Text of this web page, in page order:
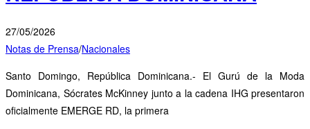
27/05/2026
Notas de Prensa/Nacionales
Santo Domingo, República Dominicana.- El Gurú de la Moda
Dominicana, Sócrates McKinney junto a la cadena IHG presentaron
oficialmente EMERGE RD, la primera